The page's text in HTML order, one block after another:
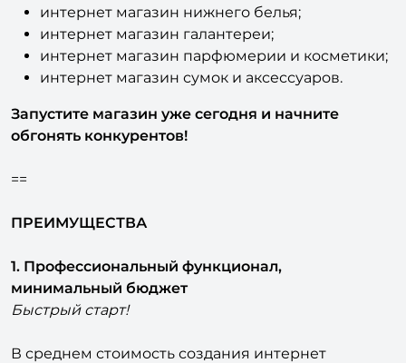
интернет магазин нижнего белья;
интернет магазин галантереи;
интернет магазин парфюмерии и косметики;
интернет магазин сумок и аксессуаров.
Запустите магазин уже сегодня и начните
обгонять конкурентов!
==
ПРЕИМУЩЕСТВА
1. Профессиональный функционал,
минимальный бюджет
Быстрый старт!
В среднем стоимость создания интернет